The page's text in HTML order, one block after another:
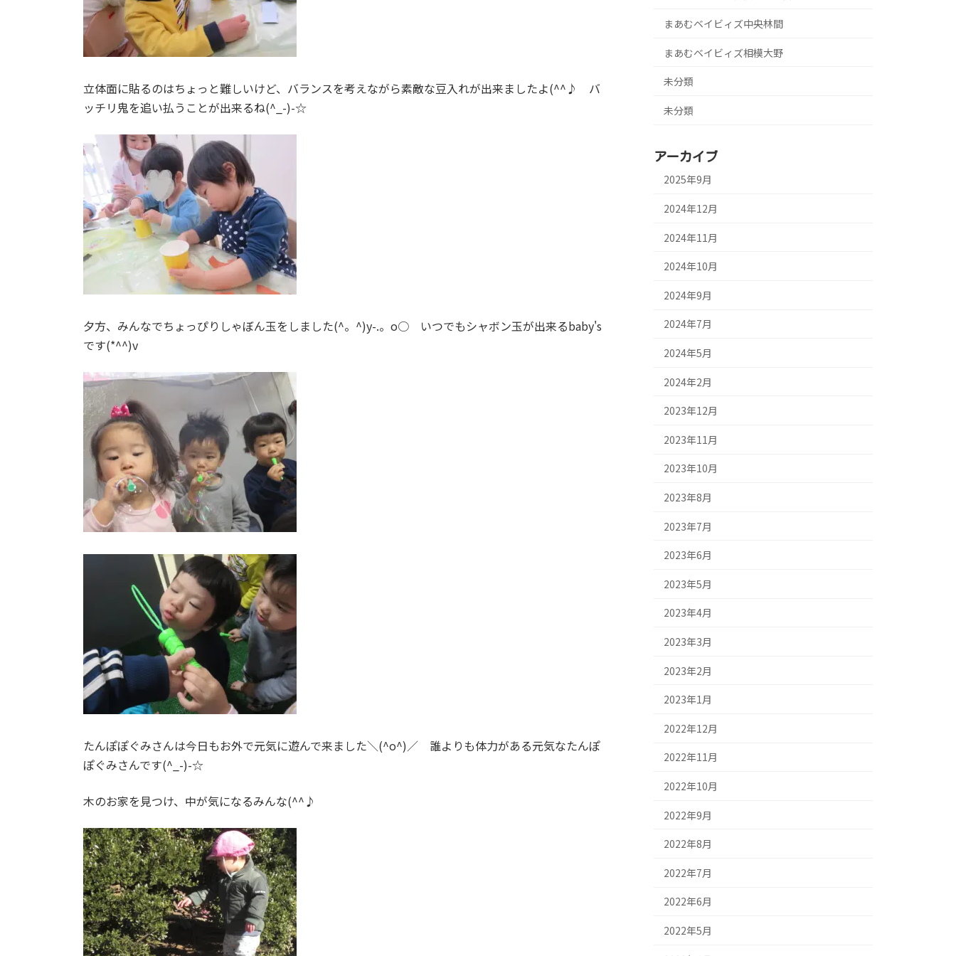
立体面に貼るのはちょっと難しいけど、バランスを考えながら素敵な豆入れが出来ましたよ(^^♪ バ
ッチリ鬼を追い払うことが出来るね(^_-)-☆
夕方、みんなでちょっぴりしゃぼん玉をしました(^。^)y-.。o○ いつでもシャボン玉が出来るbaby's
です(*^^)v
たんぽぽぐみさんは今日もお外で元気に遊んで来ました＼(^o^)／ 誰よりも体力がある元気なたんぽ
ぽぐみさんです(^_-)-☆
木のお家を見つけ、中が気になるみんな(^^♪
まあむベイビィズ中央林間
まあむベイビィズ相模大野
未分類
未分類
アーカイブ
2025年9月
2024年12月
2024年11月
2024年10月
2024年9月
2024年7月
2024年5月
2024年2月
2023年12月
2023年11月
2023年10月
2023年8月
2023年7月
2023年6月
2023年5月
2023年4月
2023年3月
2023年2月
2023年1月
2022年12月
2022年11月
2022年10月
2022年9月
2022年8月
2022年7月
2022年6月
2022年5月